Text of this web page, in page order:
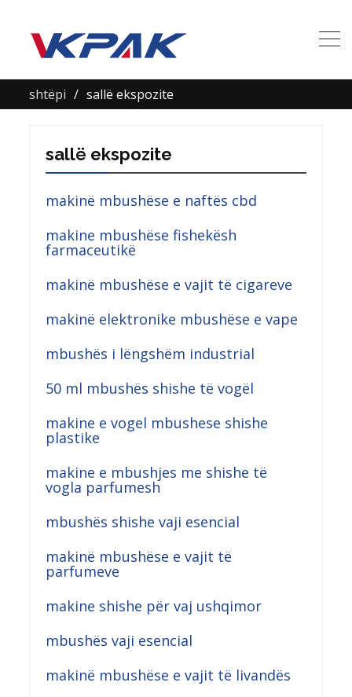
shtëpi sallë ekspozite
sallë ekspozite
makinë mbushëse e naftës cbd
makine mbushëse fishekësh
farmaceutikë
makinë mbushëse e vajit të cigareve
makinë elektronike mbushëse e vape
mbushës i lëngshëm industrial
50 ml mbushës shishe të vogël
makine e vogel mbushese shishe
plastike
makine e mbushjes me shishe të
vogla parfumesh
mbushës shishe vaji esencial
makinë mbushëse e vajit të
parfumeve
makine shishe për vaj ushqimor
mbushës vaji esencial
makinë mbushëse e vajit të livandës